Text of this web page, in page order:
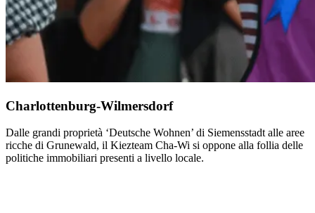
Charlottenburg-Wilmersdorf
Dalle grandi proprietà ‘Deutsche Wohnen’ di Siemensstadt alle aree
ricche di Grunewald, il Kiezteam Cha-Wi si oppone alla follia delle
politiche immobiliari presenti a livello locale.